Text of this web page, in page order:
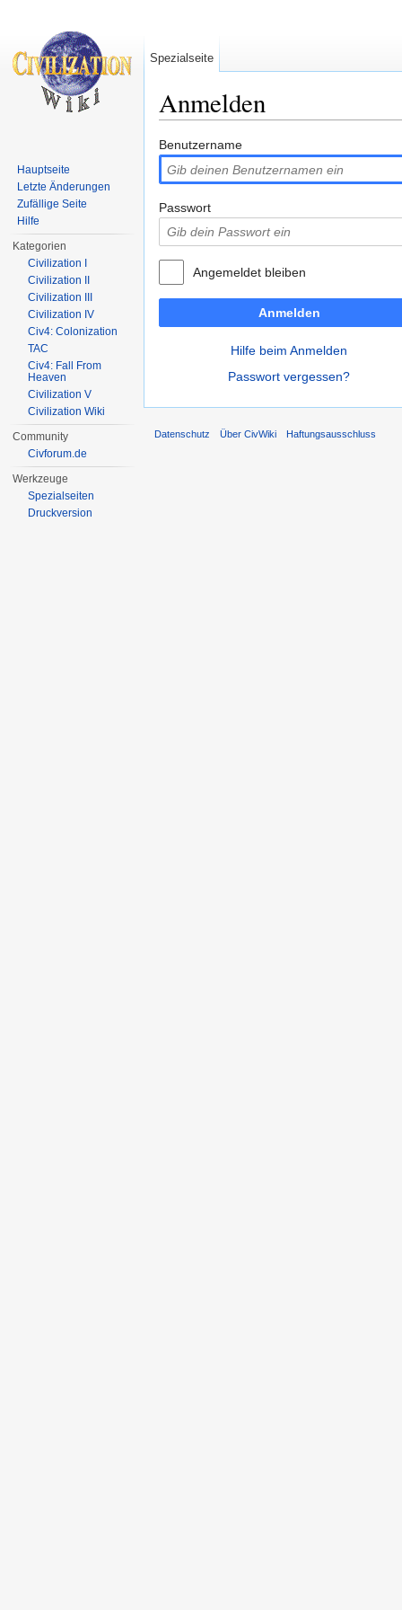
Anmelden
Benutzername
Passwort
Angemeldet bleiben
Anmelden
Hilfe beim Anmelden
Passwort vergessen?
Spezialseite
Hauptseite
Letzte Änderungen
Zufällige Seite
Hilfe
Kategorien
Civilization I
Civilization II
Civilization III
Civilization IV
Civ4: Colonization
TAC
Civ4: Fall From
Heaven
Civilization V
Civilization Wiki
Community
Civforum.de
Werkzeuge
Spezialseiten
Druckversion
Datenschutz Über CivWiki Haftungsausschluss